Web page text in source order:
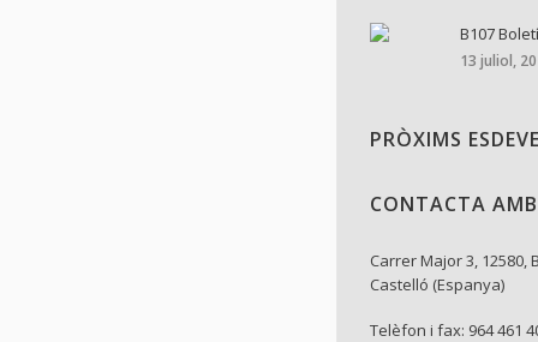
B107
13 juliol,
PRÒXIMS
CONTACTA
Carrer Major 3, 12580,
Castelló (Espanya)
Telèfon i fax: 964 461